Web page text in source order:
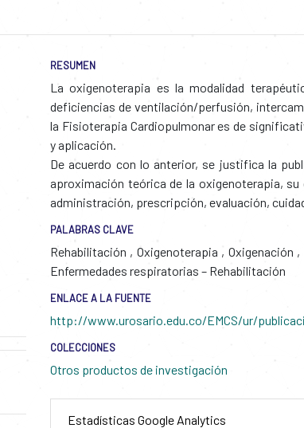
RESUMEN
La oxigenoterapia es la modalidad
deficiencias de ventilación/perfusión,
la Fisioterapia Cardiopulmonar es de
y aplicación.
De acuerdo con lo anterior, se justifica la
aproximación teórica de la oxigenoterapia,
administración, prescripción, evaluación,
PALABRAS CLAVE
Rehabilitación , Oxigenoterapia , Oxigenación ,
Enfermedades respiratorias – Rehabilitación
ENLACE A LA FUENTE
http://www.urosario.edu.co/EMCS/ur/
COLECCIONES
Otros productos de investigación
Estadísticas Google Analytics